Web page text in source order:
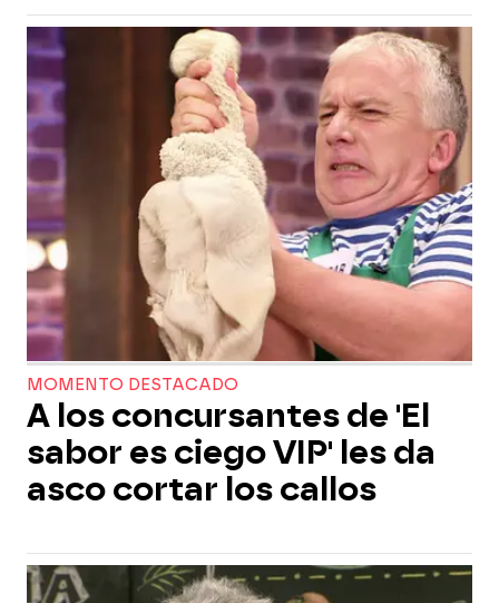
MOMENTO DESTACADO
A los concursantes de 'El
sabor es ciego VIP' les da
asco cortar los callos